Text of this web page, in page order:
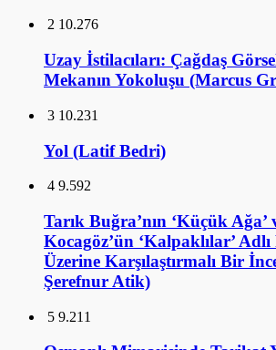
2 10.276
Uzay İstilacıları: Çağdaş
Mekanın Yokoluşu (Marcus
3 10.231
Yol (Latif Bedri)
4 9.592
Tarık Buğra’nın ‘Küçük Ağa’
Kocagöz’ün ‘Kalpaklılar’
Üzerine Karşılaştırmalı Bir
Şerefnur Atik)
5 9.211